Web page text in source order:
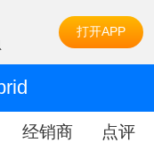
打开APP
经销商 点评